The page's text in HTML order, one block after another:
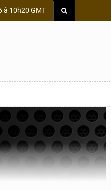
à 10h20 GMT